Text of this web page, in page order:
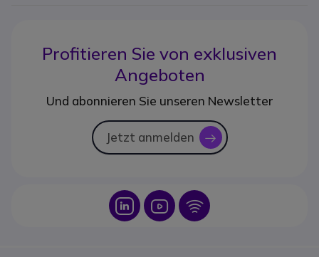
Profitieren Sie von exklusiven
Angeboten
Und abonnieren Sie unseren Newsletter
Jetzt anmelden icon
Icon Icon Icon